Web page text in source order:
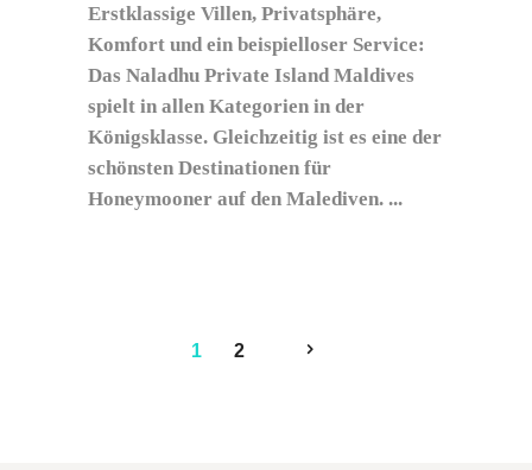
Erstklassige Villen, Privatsphäre,
Komfort und ein beispielloser Service:
Das Naladhu Private Island Maldives
spielt in allen Kategorien in der
Königsklasse. Gleichzeitig ist es eine der
schönsten Destinationen für
Honeymooner auf den Malediven.
1 2